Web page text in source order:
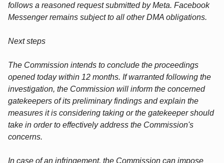
follows a reasoned request submitted by Meta. Facebook
Messenger remains subject to all other DMA obligations.
Next steps
The Commission intends to conclude the proceedings
opened today within 12 months. If warranted following the
investigation, the Commission will inform the concerned
gatekeepers of its preliminary findings and explain the
measures it is considering taking or the gatekeeper should
take in order to effectively address the Commission's
concerns.
In case of an infringement, the Commission can impose